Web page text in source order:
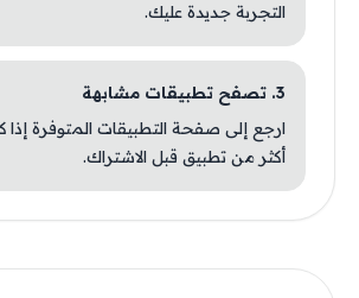
التجربة جديدة عليك.
3. تصفح تطبيقات مشابهة
ارجع إلى صفحة التطبيقات المتوفرة إذا
أكثر من تطبيق قبل الاشتراك.